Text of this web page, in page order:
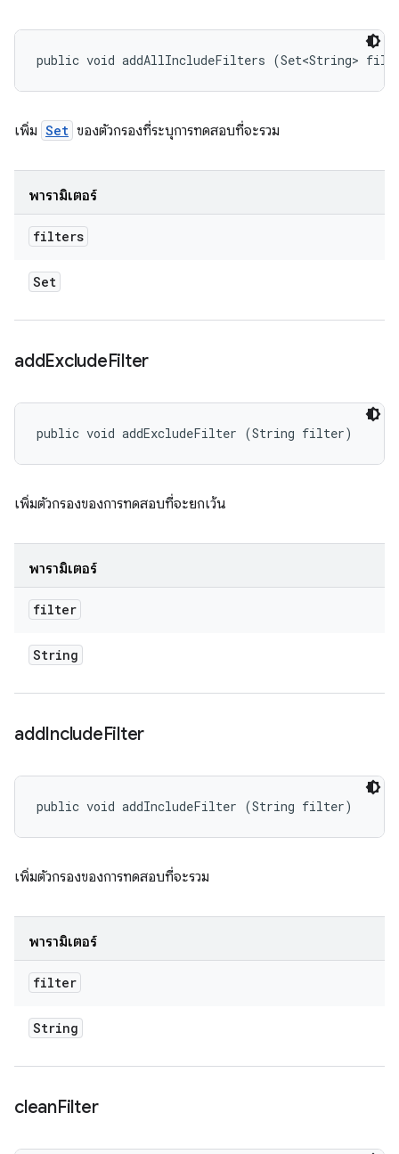
public void addAllIncludeFilters (Set<String>
เพิ่ม Set ของตัวกรองที่ระบุการทดสอบที่จะรวม
พารามิเตอร์
filters
Set
addExcludeFilter
public void addExcludeFilter (String filter)
เพิ่มตัวกรองของการทดสอบที่จะยกเว้น
พารามิเตอร์
filter
String
addIncludeFilter
public void addIncludeFilter (String filter)
เพิ่มตัวกรองของการทดสอบที่จะรวม
พารามิเตอร์
filter
String
cleanFilter